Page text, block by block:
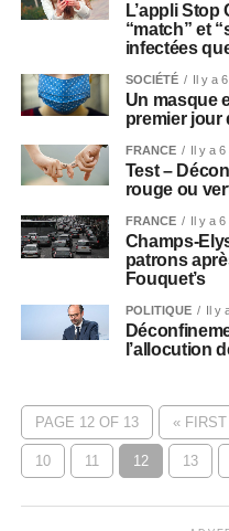
L’appli
“match” et
infectées
SOCIÉTÉ Il y a
Un masque
premier jour
FRANCE Il y a 6
Test –
rouge ou
FRANCE Il y a 6
Champs-
patrons
Fouquet’s
POLITIQUE Il y
l’allocution
PAGE 12 OF 13 « FIRST
10 11 12 13